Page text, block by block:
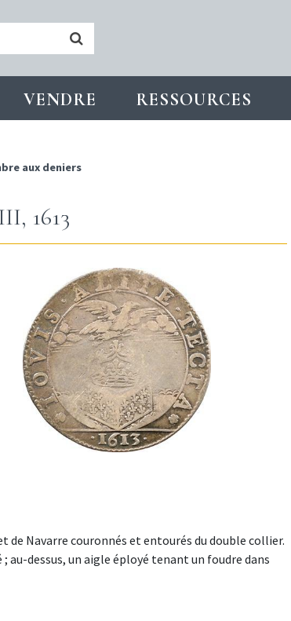
VENDRE RESSOURCES
aux deniers
1613
et de Navarre couronnés et entourés du double collier.
; au-dessus, un aigle éployé tenant un foudre dans